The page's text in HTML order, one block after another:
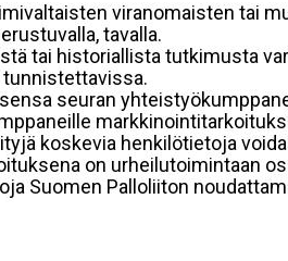
viranomaisten tai
tavalla.
tai historiallista tutkimusta
tunnistettavissa.
seuran
koskevia henkilötietoja
on urheilutoimintaan
Suomen Palloliiton